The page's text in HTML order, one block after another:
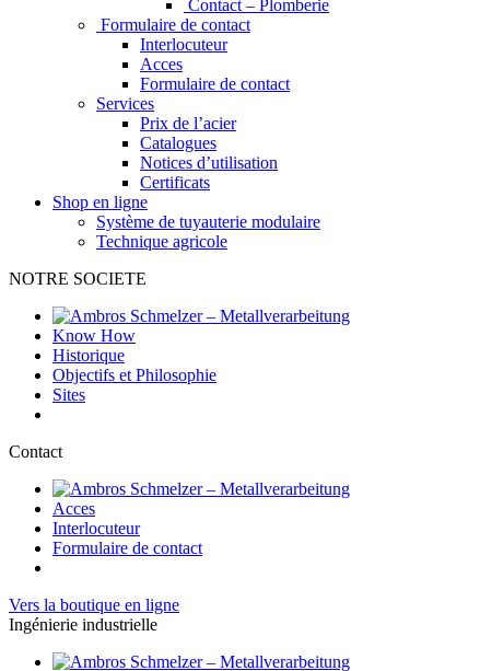
Contact – Plomberie
Formulaire de contact
Interlocuteur
Acces
Formulaire de contact
Services
Prix de l’acier
Catalogues
Notices d’utilisation
Certificats
Shop en ligne
Système de tuyauterie modulaire
Technique agricole
NOTRE SOCIETE
Know How
Historique
Objectifs et Philosophie
Sites
Contact
Acces
Interlocuteur
Formulaire de contact
Vers la boutique en ligne
Ingénierie industrielle